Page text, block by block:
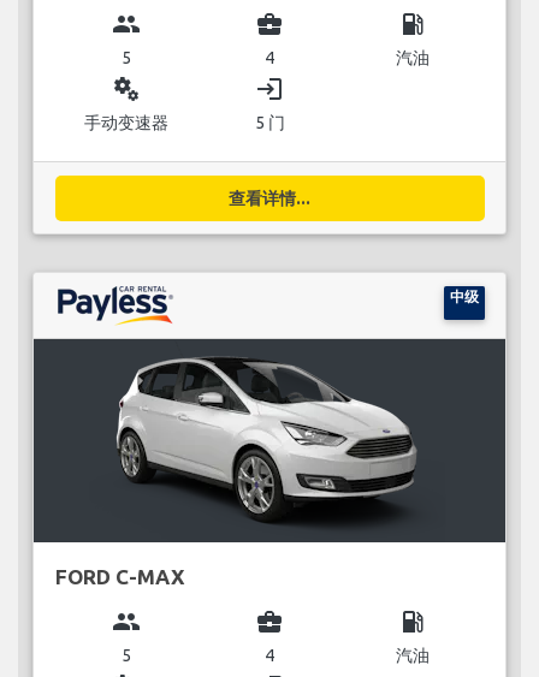
group
5
business_center
4
local_gas_station
汽油
miscellaneous_services
手动变速器
login
5 门
查看详情...
中级
FORD C-MAX
group
5
business_center
4
local_gas_station
汽油